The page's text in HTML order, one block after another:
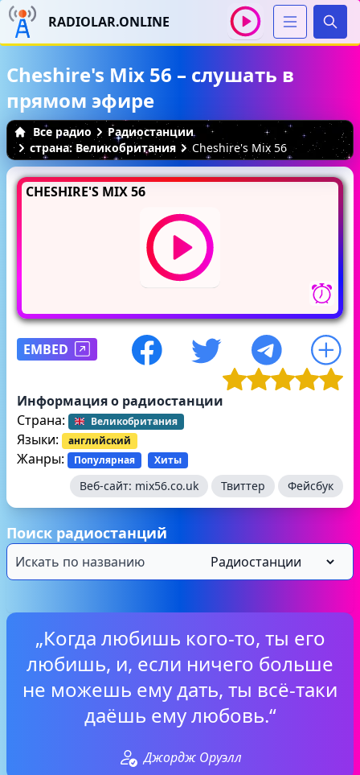
RADIOLAR.ONLINE
Cheshire's Mix 56 – слушать в
прямом эфире
Все радио
Радиостанции
страна: Великобритания
Cheshire's Mix 56
CHESHIRE'S MIX 56
EMBED
Информация о радиостанции
Страна:
Великобритания
Языки: английский
Жанры: Популярная Хиты
Веб-сайт: mix56.co.uk Твиттер Фейсбук
Поиск радиостанций
„Когда любишь кого-то, ты его
любишь, и, если ничего больше
не можешь ему дать, ты всё-таки
даёшь ему любовь.“
Джордж Оруэлл